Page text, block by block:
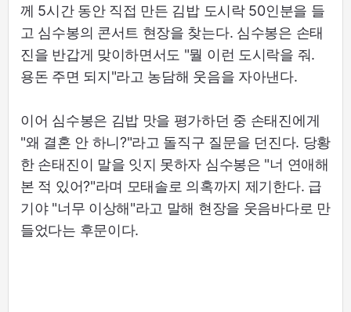
께 5시간 동안 직접 만든 김밥 도시락 50인분을 들
고 심수봉의 콘서트 현장을 찾는다. 심수봉은 손태
진을 반갑게 맞이하면서도 "뭘 이런 도시락을 줘.
용돈 주면 되지"라고 농담해 웃음을 자아낸다.
이어 심수봉은 김밥 맛을 평가하던 중 손태진에게
"왜 결혼 안 하니?"라고 돌직구 질문을 던진다. 당황
한 손태진이 말을 잇지 못하자 심수봉은 "너 연애해
본 적 있어?"라며 모태솔로 의혹까지 제기한다. 급
기야 "너무 이상해"라고 말해 현장을 웃음바다로 만
들었다는 후문이다.